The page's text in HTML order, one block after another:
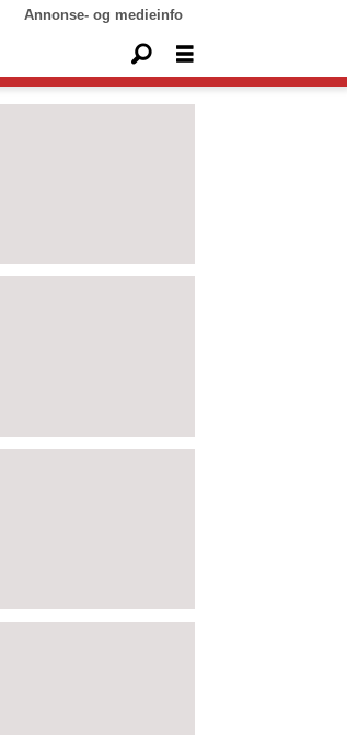
Annonse- og medieinfo